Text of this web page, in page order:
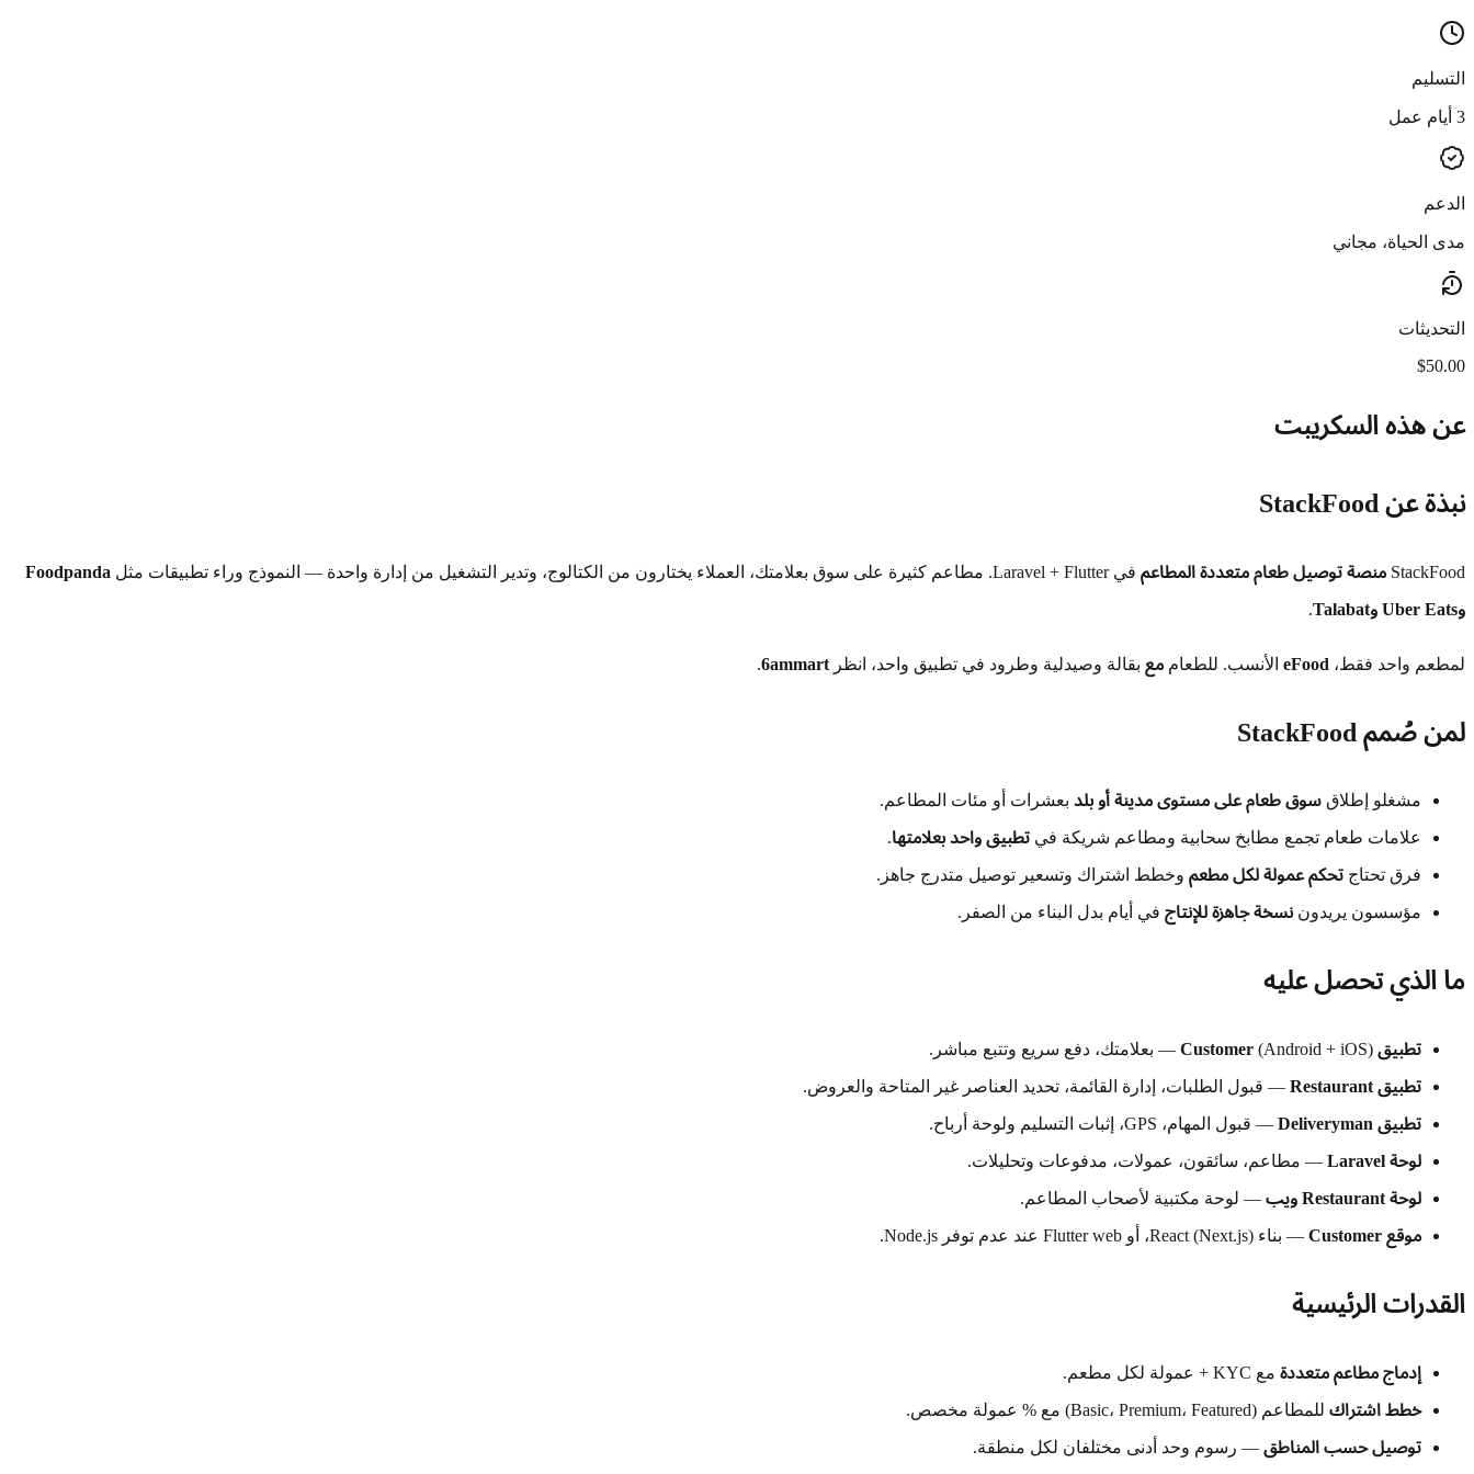
التسليم
3 أيام عمل
الدعم
مدى الحياة، مجاني
التحديثات
$50.00
عن هذه السكريبت
نبذة عن StackFood
StackFood منصة توصيل طعام متعددة المطاعم في Laravel + Flutter. مطاعم كثيرة على سوق بعلامتك، العملاء يختارون من الكتالوج، وتدير التشغيل من إدارة واحدة — النموذج وراء تطبيقات مثل
Foodpanda
وUber Eats وTalabat
.
لمطعم واحد فقط، eFood الأنسب. للطعام مع بقالة وصيدلية وطرود في تطبيق واحد، انظر 6ammart
.
لمن صُمم StackFood
مشغلو إطلاق سوق طعام على مستوى مدينة أو بلد بعشرات أو مئات المطاعم.
علامات طعام تجمع مطابخ سحابية ومطاعم شريكة في تطبيق واحد بعلامتها.
فرق تحتاج تحكم عمولة لكل مطعم وخطط اشتراك وتسعير توصيل متدرج جاهز.
مؤسسون يريدوننسخة جاهزة للإنتاج في أيام بدل البناء من الصفر.
ما الذي تحصل عليه
تطبيق Customer (Android + iOS) — بعلامتك، دفع سريع وتتبع مباشر.
تطبيق Restaurant
— قبول الطلبات، إدارة القائمة، تحديد العناصر غير المتاحة والعروض.
تطبيق Deliveryman
— قبول المهام، GPS، إثبات التسليم ولوحة أرباح.
لوحة Laravel
— مطاعم، سائقون، عمولات، مدفوعات وتحليلات.
لوحة Restaurant ويب
— لوحة مكتبية لأصحاب المطاعم.
موقع Customer
— بناء React (Next.js)، أو Flutter web عند عدم توفر Node.js.
القدرات الرئيسية
إدماج مطاعم متعددة مع KYC + عمولة لكل مطعم.
خطط اشتراك للمطاعم (Basic، Premium، Featured) مع % عمولة مخصص.
توصيل حسب المناطق — رسوم وحد أدنى مختلفان لكل منطقة.